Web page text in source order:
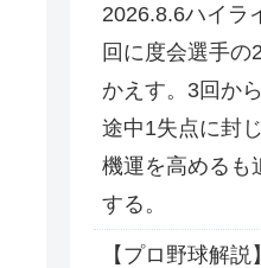
2026.8.6ハイラ
回に度会選手の
かえす。3回か
途中1失点に封
機運を高めるも
する。
【プロ野球解